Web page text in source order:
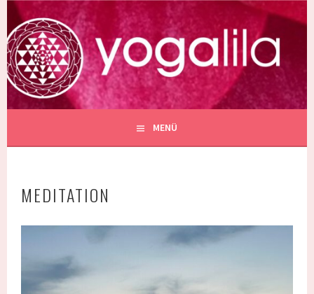
Springe
zum
InhaltYOGALILA
SCHULE FÜR YOGA IN BERLIN PRENZLAUER BERG
MENÜ
MEDITATION